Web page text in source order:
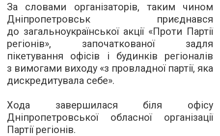
За словами організаторів, таким чином
Дніпропетровськ приєднався
до загальноукраїнської акції «Проти Партії
регіонів», започаткованої задля
пікетування офісів і будинків регіоналів
з вимогами виходу «з провладної партії, яка
дискредитувала себе».
Хода завершилася біля офісу
Дніпропетровської обласної організації
Партії регіонів.